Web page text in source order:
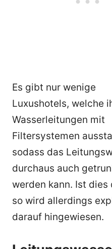
Es gibt nur wenige
Luxushotels, welche
Wasserleitungen mit
Filtersystemen
sodass das
durchaus auch
werden kann. Ist dies
so wird allerdings
darauf hingewiesen.